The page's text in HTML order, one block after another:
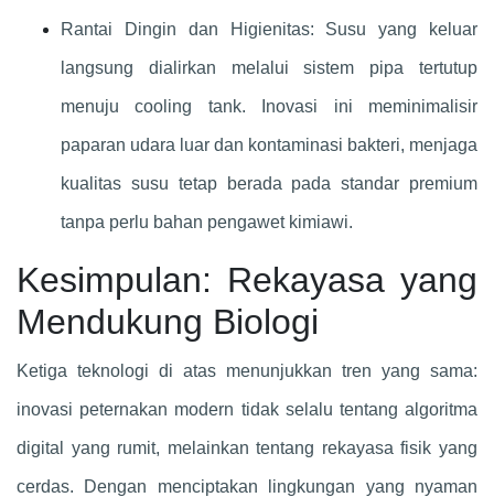
Rantai Dingin dan Higienitas: Susu yang keluar
langsung dialirkan melalui sistem pipa tertutup
menuju cooling tank. Inovasi ini meminimalisir
paparan udara luar dan kontaminasi bakteri, menjaga
kualitas susu tetap berada pada standar premium
tanpa perlu bahan pengawet kimiawi.
Kesimpulan: Rekayasa yang
Mendukung Biologi
Ketiga teknologi di atas menunjukkan tren yang sama:
inovasi peternakan modern tidak selalu tentang algoritma
digital yang rumit, melainkan tentang rekayasa fisik yang
cerdas. Dengan menciptakan lingkungan yang nyaman